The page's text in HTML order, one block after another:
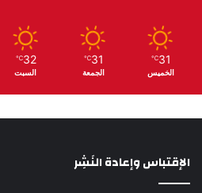
31
℃
الخميس
31
℃
الجمعة
32
℃
السبت
الإقتباس وإعادة النَشِر